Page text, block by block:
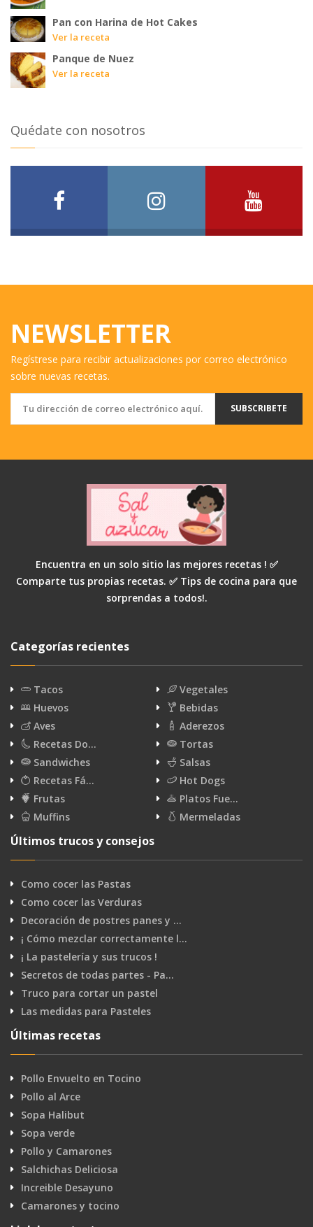
Pan con Harina de Hot Cakes
Ver la receta
Panque de Nuez
Ver la receta
Quédate con nosotros
NEWSLETTER
Regístrese para recibir actualizaciones por correo electrónico
sobre nuevas recetas.
SUBSCRIBETE
Encuentra en un solo sitio las mejores recetas ! ✅
Comparte tus propias recetas. ✅ Tips de cocina para que
sorprendas a todos!.
Categorías recientes
Tacos
Vegetales
Huevos
Bebidas
Aves
Aderezos
Recetas Do…
Tortas
Sandwiches
Salsas
Recetas Fá…
Hot Dogs
Frutas
Platos Fue…
Muffins
Mermeladas
Últimos trucos y consejos
Como cocer las Pastas
Como cocer las Verduras
Decoración de postres panes y …
¡ Cómo mezclar correctamente l…
¡ La pastelería y sus trucos !
Secretos de todas partes - Pa…
Truco para cortar un pastel
Las medidas para Pasteles
Últimas recetas
Pollo Envuelto en Tocino
Pollo al Arce
Sopa Halibut
Sopa verde
Pollo y Camarones
Salchichas Deliciosa
Increible Desayuno
Camarones y tocino